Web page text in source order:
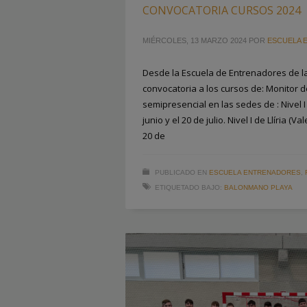
CONVOCATORIA CURSOS 2024
MIÉRCOLES, 13 MARZO 2024 POR ESCUELA
Desde la Escuela de Entrenadores de
convocatoria a los cursos de: Monitor
semipresencial en las sedes de : Nivel
junio y el 20 de julio. Nivel I de Llíria
20 de
PUBLICADO EN ESCUELA ENTRENADORES
ETIQUETADO BAJO: BALONMANO PLAYA